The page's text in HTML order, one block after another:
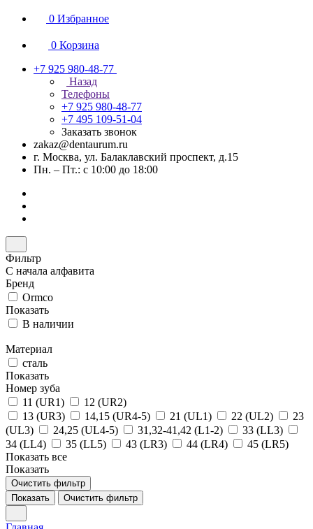
0 Избранное
0 Корзина
+7 925 980-48-77
Назад
Телефоны
+7 925 980-48-77
+7 495 109-51-04
Заказать звонок
zakaz@dentaurum.ru
г. Москва, ул. Балаклавский проспект, д.15
Пн. – Пт.: с 10:00 до 18:00
Фильтр
С начала алфавита
Бренд
Ormco
Показать
В наличии
Материал
сталь
Показать
Номер зуба
11 (UR1)
12 (UR2)
13 (UR3)
14,15 (UR4-5) 21 (UL1) 22 (UL2)
23
(UL3)
24,25 (UL4-5) 31,32-41,42 (L1-2)
33 (LL3)
34 (LL4)
35 (LL5) 43 (LR3) 44 (LR4)
45 (LR5)
Показать все
Показать
Очистить фильтр
Показать
Очистить фильтр